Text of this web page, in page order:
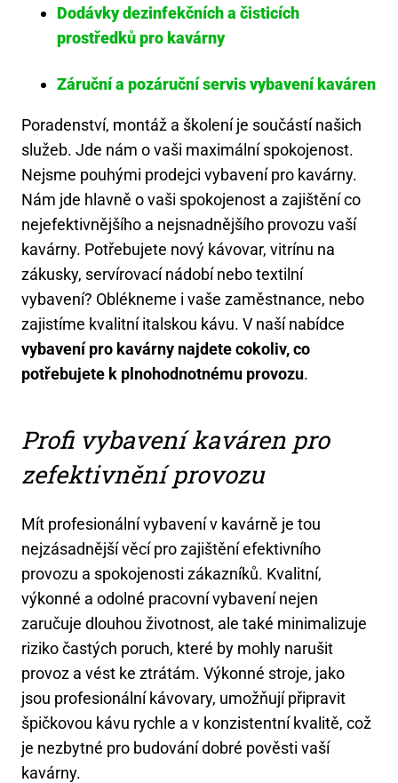
Dodávky dezinfekčních a čisticích
prostředků pro kavárny
Záruční a pozáruční servis vybavení kaváren
Poradenství, montáž a školení je součástí našich
služeb. Jde nám o vaši maximální spokojenost.
Nejsme pouhými prodejci vybavení pro kavárny.
Nám jde hlavně o vaši spokojenost a zajištění co
nejefektivnějšího a nejsnadnějšího provozu vaší
kavárny. Potřebujete nový kávovar, vitrínu na
zákusky, servírovací nádobí nebo textilní
vybavení? Oblékneme i vaše zaměstnance, nebo
zajistíme kvalitní italskou kávu. V naší nabídce
vybavení pro kavárny najdete cokoliv, co
potřebujete k plnohodnotnému provozu.
Profi vybavení kaváren pro
zefektivnění provozu
Mít profesionální vybavení v kavárně je tou
nejzásadnější věcí pro zajištění efektivního
provozu a spokojenosti zákazníků. Kvalitní,
výkonné a odolné pracovní vybavení nejen
zaručuje dlouhou životnost, ale také minimalizuje
riziko častých poruch, které by mohly narušit
provoz a vést ke ztrátám. Výkonné stroje, jako
jsou profesionální kávovary, umožňují připravit
špičkovou kávu rychle a v konzistentní kvalitě, což
je nezbytné pro budování dobré pověsti vaší
kavárny.